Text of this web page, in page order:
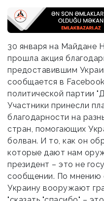
30 января на Майдане
прошла акция
предоставившим
сообщается в
политической партии
Участники принесли
благодарности на
стран, помогающих
болван. И то, как он
которые дают нам
президент – это не
сообщении. По мнению
Украину вооружают